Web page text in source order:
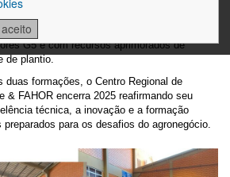
recente e avançada, projetada para
G5 e com recursos aprimorados de
de plantio.
duas formações, o Centro Regional de
& FAHOR encerra 2025 reafirmando seu
técnica, a inovação e a formação
para os desafios do agronegócio.